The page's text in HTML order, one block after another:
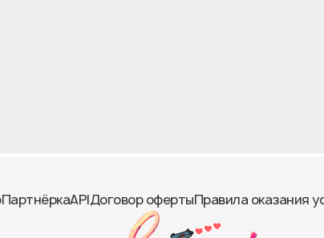
ПартнёркаAPIДоговор офертыПравила оказания